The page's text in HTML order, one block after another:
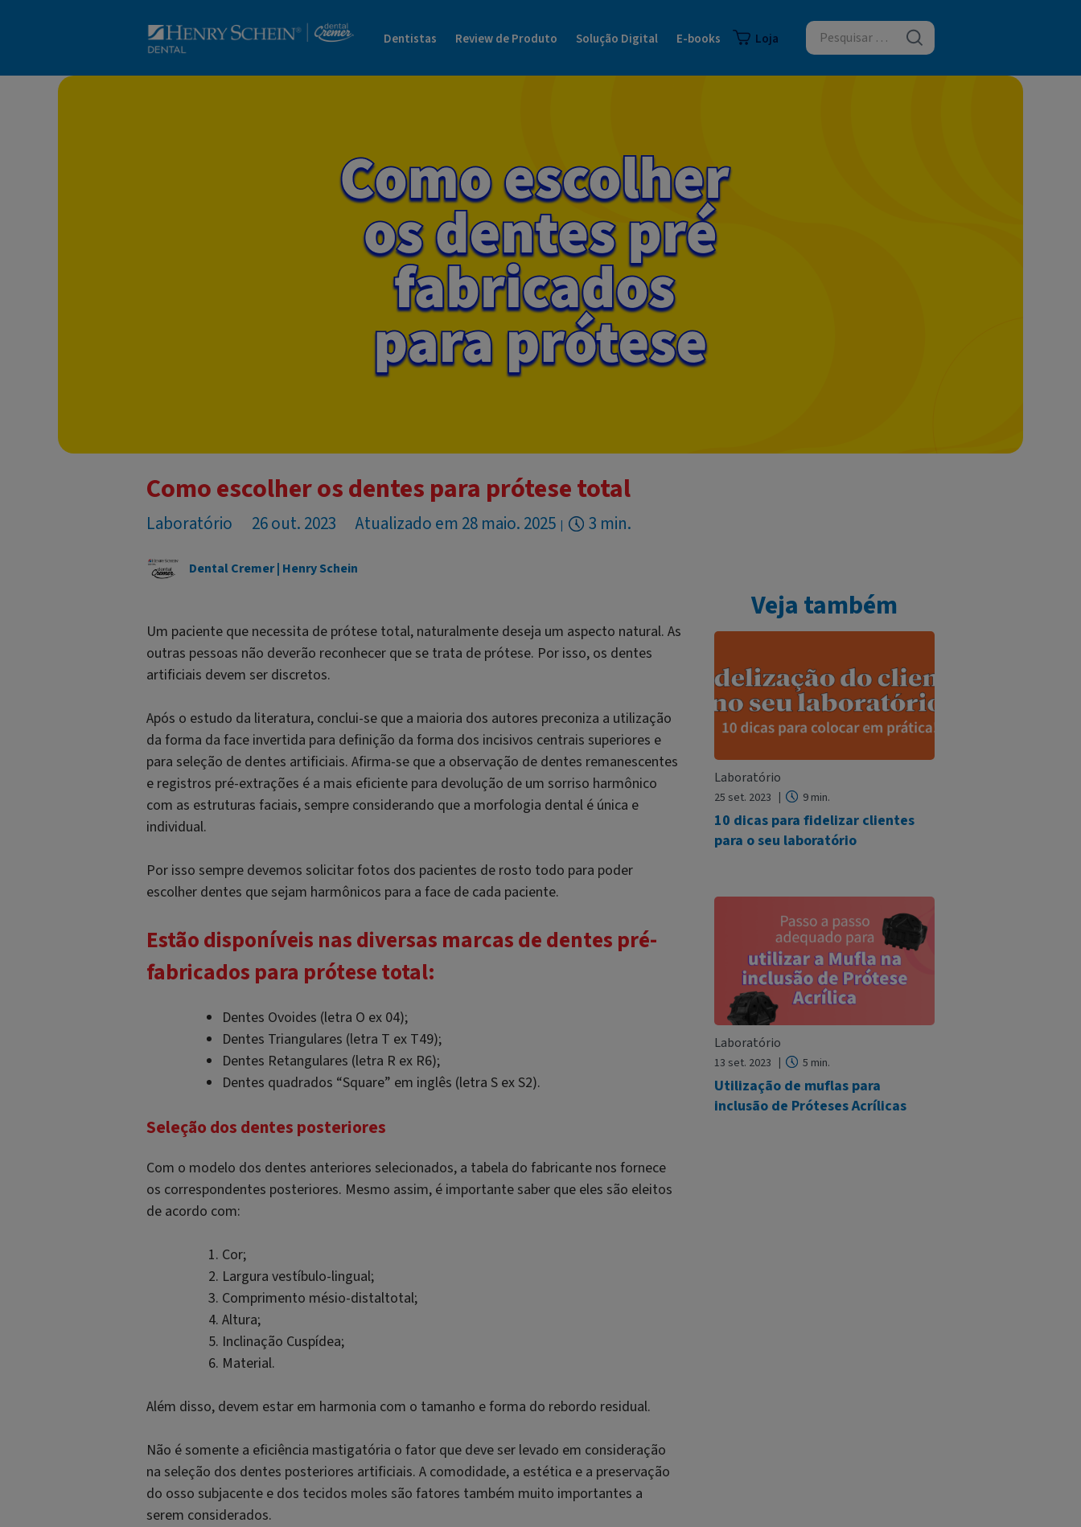
Dentistas Review de Produto Solução Digital E-books Loja
Como escolher os dentes para prótese total
Laboratório 26 out. 2023 Atualizado em 28 maio. 2025 3 min.
Dental Cremer | Henry Schein
Um paciente que necessita de prótese total, naturalmente deseja um aspecto natural. As
outras pessoas não deverão reconhecer que se trata de prótese. Por isso, os dentes
artificiais devem ser discretos.
Após o estudo da literatura, conclui-se que a maioria dos autores preconiza a utilização
da forma da face invertida para definição da forma dos incisivos centrais superiores e
para seleção de dentes artificiais. Afirma-se que a observação de dentes remanescentes
e registros pré-extrações é a mais eficiente para devolução de um sorriso harmônico
com as estruturas faciais, sempre considerando que a morfologia dental é única e
individual.
Por isso sempre devemos solicitar fotos dos pacientes de rosto todo para poder
escolher dentes que sejam harmônicos para a face de cada paciente.
Estão disponíveis nas diversas marcas de dentes pré-
fabricados para prótese total:
Dentes Ovoides (letra O ex 04);
Dentes Triangulares (letra T ex T49);
Dentes Retangulares (letra R ex R6);
Dentes quadrados “Square” em inglês (letra S ex S2).
Seleção dos dentes posteriores
Com o modelo dos dentes anteriores selecionados, a tabela do fabricante nos fornece
os correspondentes posteriores. Mesmo assim, é importante saber que eles são eleitos
de acordo com:
Cor;
Largura vestíbulo-lingual;
Comprimento mésio-distaltotal;
Altura;
Inclinação Cuspídea;
Material.
Além disso, devem estar em harmonia com o tamanho e forma do rebordo residual.
Não é somente a eficiência mastigatória o fator que deve ser levado em consideração
na seleção dos dentes posteriores artificiais. A comodidade, a estética e a preservação
do osso subjacente e dos tecidos moles são fatores também muito importantes a
serem considerados.
Veja também
Laboratório
25 set. 2023 9 min.
10 dicas para fidelizar clientes
para o seu laboratório
Laboratório
13 set. 2023 5 min.
Utilização de muflas para
inclusão de Próteses Acrílicas